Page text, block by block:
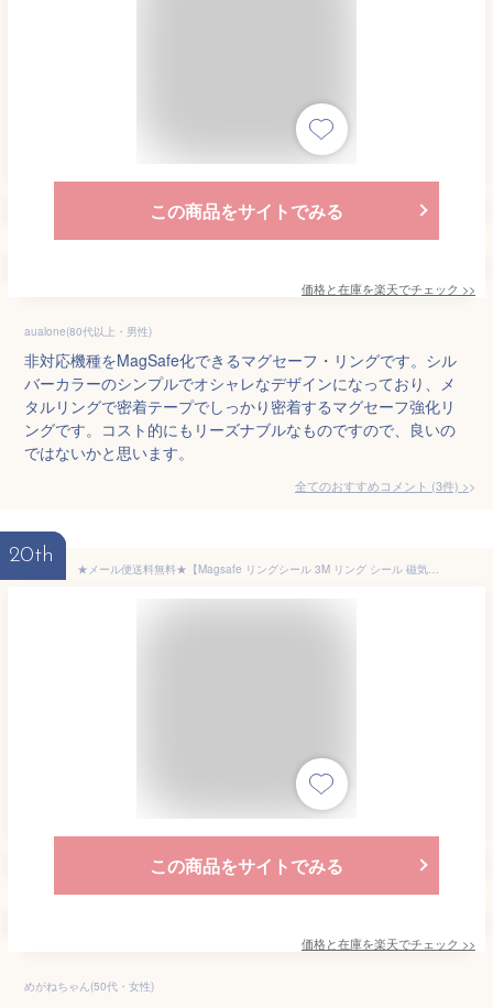
この商品をサイトでみる
価格と在庫を楽天でチェック >>
aualone(80代以上・男性)
非対応機種をMagSafe化できるマグセーフ・リングです。シル
バーカラーのシンプルでオシャレなデザインになっており、メ
タルリングで密着テープでしっかり密着するマグセーフ強化リ
ングです。コスト的にもリーズナブルなものですので、良いの
ではないかと思います。
全てのおすすめコメント (3件) >
20th
★メール便送料無料★【Magsafe リングシール 3M リング シール 磁気増強 ステッカー メタルステッカー MagSafe対応 メタルリング Magsafe化 マグセーフ対応 iPhone Android 充電 変換 メタル 金属製 ワイヤレス充電】MagSafe対応 メタルリングシール 1枚入り {1}
この商品をサイトでみる
価格と在庫を楽天でチェック >>
めがねちゃん(50代・女性)